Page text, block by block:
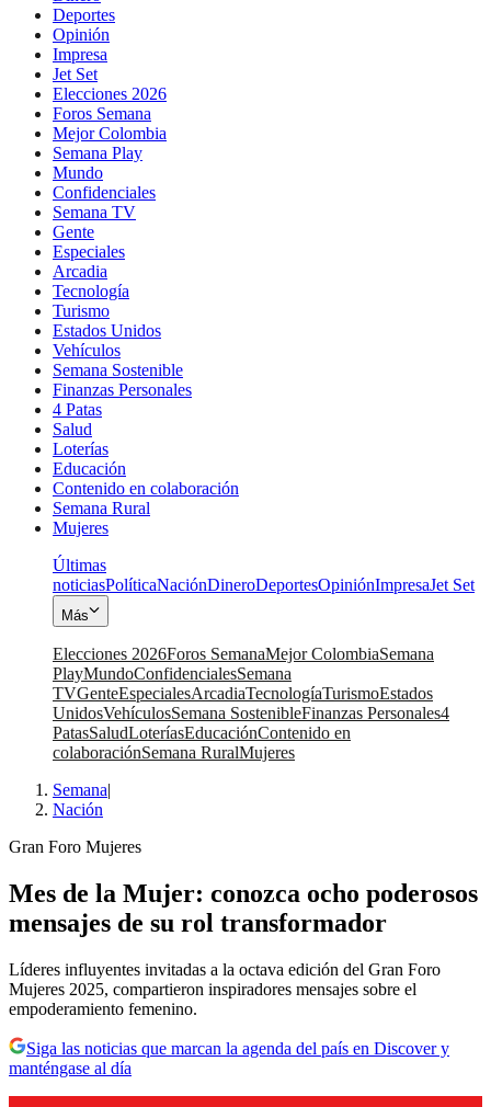
Deportes
Opinión
Impresa
Jet Set
Elecciones 2026
Foros Semana
Mejor Colombia
Semana Play
Mundo
Confidenciales
Semana TV
Gente
Especiales
Arcadia
Tecnología
Turismo
Estados Unidos
Vehículos
Semana Sostenible
Finanzas Personales
4 Patas
Salud
Loterías
Educación
Contenido en colaboración
Semana Rural
Mujeres
Últimas
noticiasPolíticaNaciónDineroDeportesOpiniónImpresaJet Set
Más
Elecciones 2026Foros SemanaMejor ColombiaSemana
PlayMundoConfidencialesSemana
TVGenteEspecialesArcadiaTecnologíaTurismoEstados
UnidosVehículosSemana SostenibleFinanzas Personales4
PatasSaludLoteríasEducaciónContenido en
colaboraciónSemana RuralMujeres
Semana|
Nación
Gran Foro Mujeres
Mes de la Mujer: conozca ocho poderosos
mensajes de su rol transformador
Líderes influyentes invitadas a la octava edición del Gran Foro
Mujeres 2025, compartieron inspiradores mensajes sobre el
empoderamiento femenino.
Siga las noticias que marcan la agenda del país en Discover y
manténgase al día